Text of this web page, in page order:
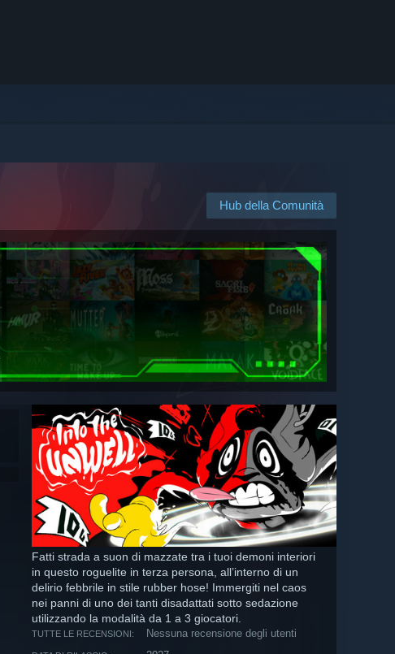
Hub della Comunità
Fatti strada a suon di mazzate tra i tuoi demoni interiori
in questo roguelite in terza persona, all’interno di un
delirio febbrile in stile rubber hose! Immergiti nel caos
nei panni di uno dei tanti disadattati sotto sedazione
utilizzando la modalità da 1 a 3 giocatori.
TUTTE LE RECENSIONI: Nessuna recensione degli utenti